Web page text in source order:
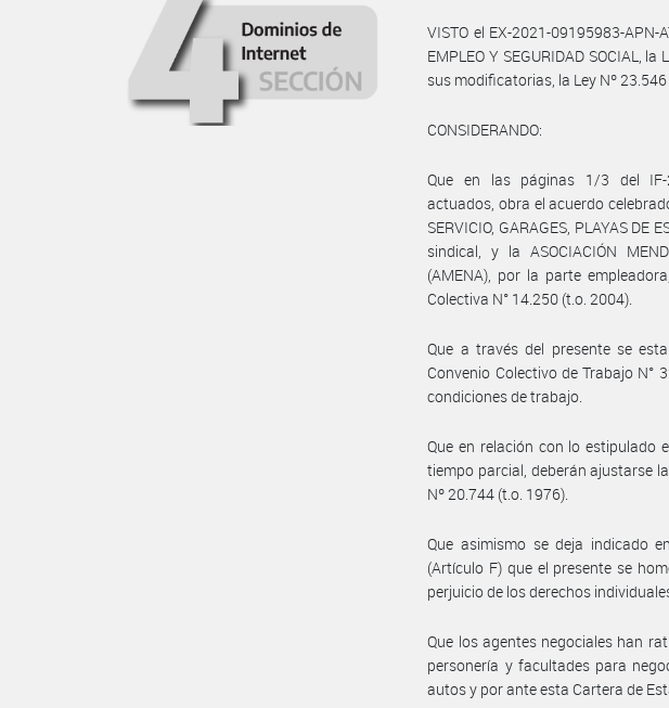
VISTO el EX-2021-09195983-APN-
EMPLEO Y SEGURIDAD SOCIAL,
sus modificatorias, la Ley Nº
CONSIDERANDO:
Que en las páginas 1/3 del IF-
actuados, obra el acuerdo
SERVICIO, GARAGES, PLAYAS DE
sindical, y la ASOCIACIÓN
(AMENA), por la parte
Colectiva N° 14.250 (t.o. 2004).
Que a través del presente se
Convenio Colectivo de Trabajo
condiciones de trabajo.
Que en relación con lo
tiempo parcial, deberán ajustarse
Nº 20.744 (t.o. 1976).
Que asimismo se deja indicado
(Artículo F) que el presente se
perjuicio de los derechos
Que los agentes negociales han
personería y facultades para
autos y por ante esta Cartera de